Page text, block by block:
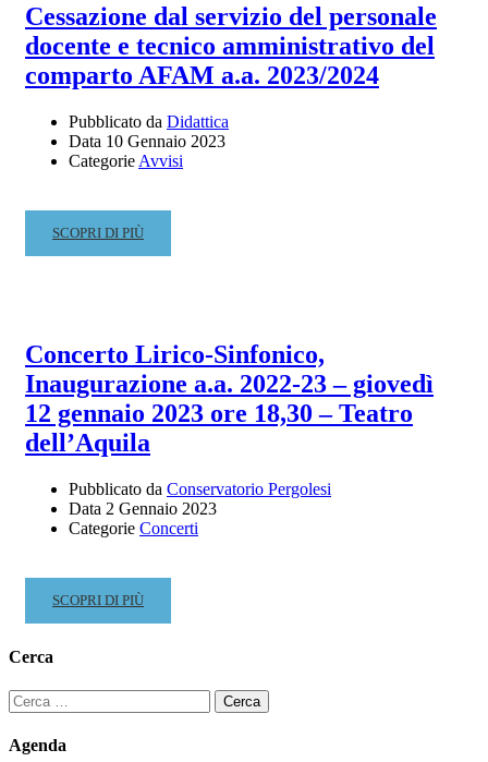
MEMORIA
27
GENNAIO
2023
Cessazione dal servizio del personale
docente e tecnico amministrativo del
comparto AFAM a.a. 2023/2024
Pubblicato da Didattica
Data 10 Gennaio 2023
Categorie Avvisi
READ
MORE
DEL
PERSONALE
DOCENTE
E
TECNICO
DEL
COMPARTO
AFAM
2023/2024
SCOPRI DI PIÙ
Concerto Lirico-Sinfonico,
Inaugurazione a.a. 2022-23 – giovedì
12 gennaio 2023 ore 18,30 – Teatro
dell’Aquila
Pubblicato da Conservatorio Pergolesi
Data 2 Gennaio 2023
Categorie Concerti
READ
MORE
CONCERTO
LIRICO-
SINFONICO,
A.A.
SCOPRI DI PIÙ
Cerca
Ricerca
per:
Agenda